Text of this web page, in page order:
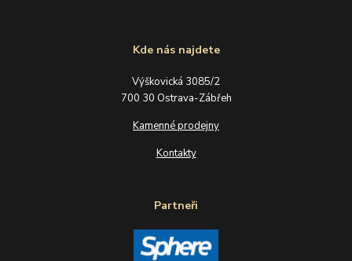
Kde nás najdete
Výškovická 3085/2
700 30 Ostrava-Zábřeh
Kamenné prodejny
Kontakty
Partneři